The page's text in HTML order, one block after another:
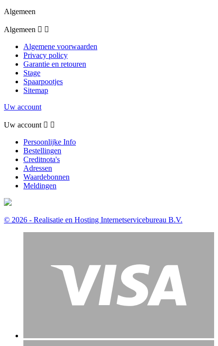
Algemeen
Algemeen  
Algemene voorwaarden
Privacy policy
Garantie en retouren
Stage
Spaarpootjes
Sitemap
Uw account
Uw account  
Persoonlijke Info
Bestellingen
Creditnota's
Adressen
Waardebonnen
Meldingen
© 2026 - Realisatie en Hosting Internetservicebureau B.V.